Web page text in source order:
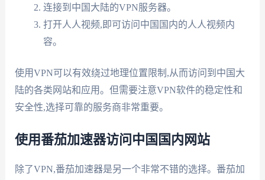
连接到中国大陆的VPN服务器。
打开人人视频,即可访问中国国内的人人视频内
容。
使用VPN可以有效绕过地理位置限制,从而访问到中国大
陆的各类网站和应用。但需要注意VPN软件的稳定性和
安全性,选择可靠的服务商非常重要。
使用番茄加速器访问中国国内网站
除了VPN,番茄加速器是另一个非常不错的选择。番茄加